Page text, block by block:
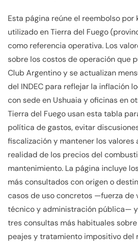
Esta página reúne el reembolso por
utilizado en Tierra del Fuego
como referencia operativa. Los
sobre los costos de operación que
Club Argentino y se actualizan
del INDEC para reflejar la inflación
con sede en Ushuaia y oficinas en
Tierra del Fuego usan esta tabla
política de gastos, evitar
fiscalización y mantener los valores
realidad de los precios del
mantenimiento. La página incluye
más consultados con origen o
casos de uso concretos —fuerza de
técnico y administración pública—
tres consultas más habituales
peajes y tratamiento impositivo del